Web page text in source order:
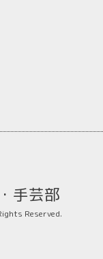
手芸部
Reserved.